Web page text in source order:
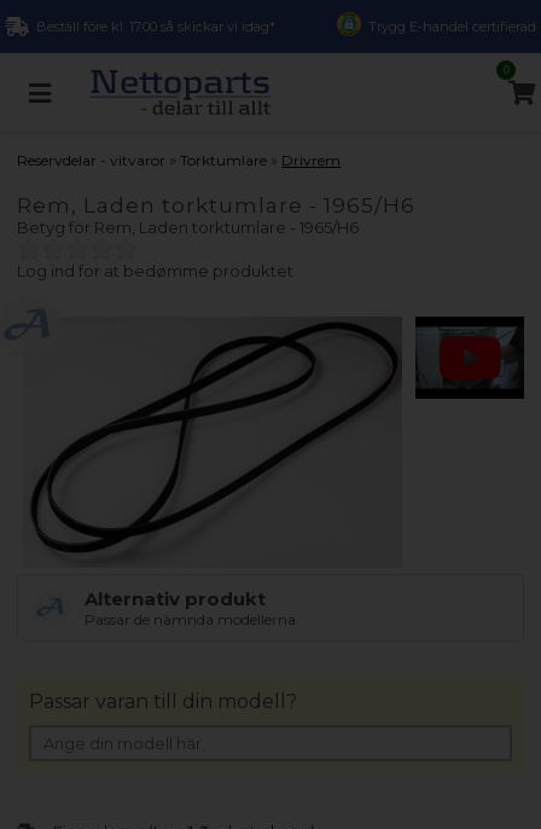
Beställ före kl. 17.00 så skickar vi idag* Trygg E-handel certifierad
0
Reservdelar - vitvaror »Torktumlare » Drivrem
Rem, Laden torktumlare - 1965/H6
Betyg för Rem, Laden torktumlare - 1965/H6
Log ind for at bedømme produktet
Alternativ produkt
Passar de nämnda modellerna.
Passar varan till din modell?